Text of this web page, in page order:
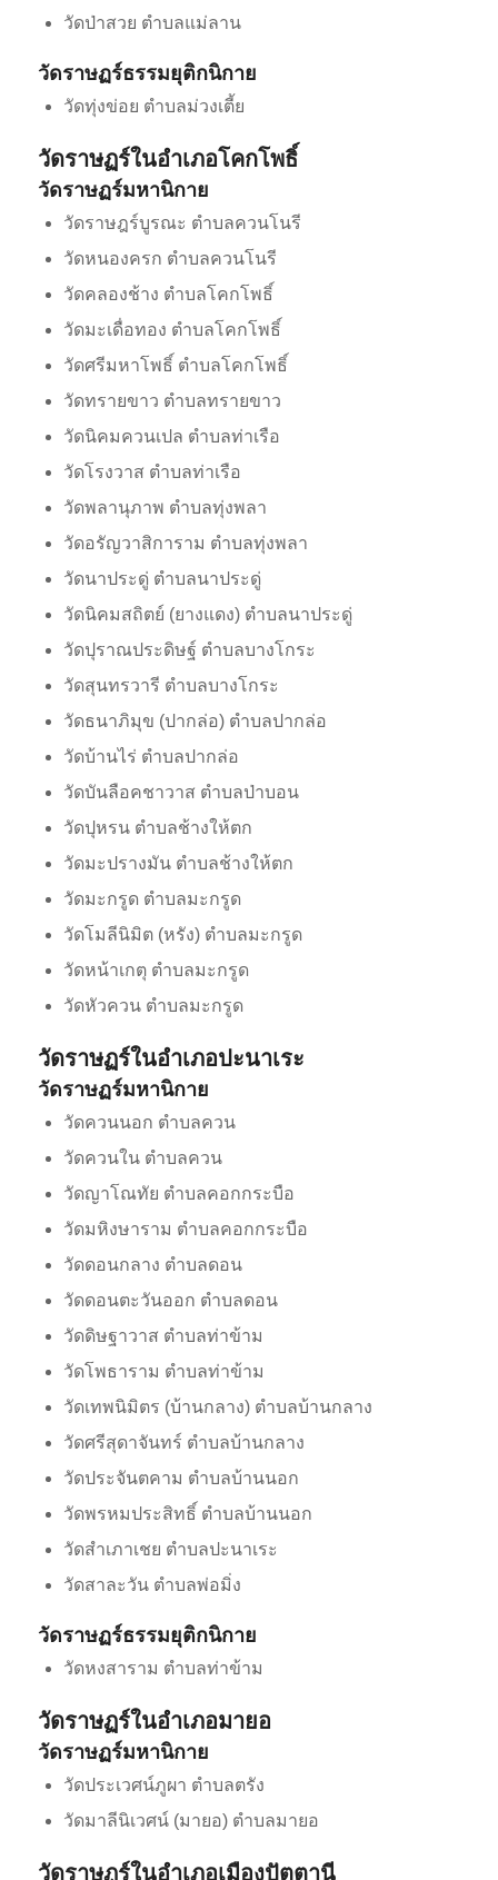
วัดป่าสวย ตำบลแม่ลาน
วัดราษฏร์ธรรมยุติกนิกาย
วัดทุ่งข่อย ตำบลม่วงเตี้ย
วัดราษฏร์ในอำเภอโคกโพธิ์
วัดราษฏร์มหานิกาย
วัดราษฎร์บูรณะ ตำบลควนโนรี
วัดหนองครก ตำบลควนโนรี
วัดคลองช้าง ตำบลโคกโพธิ์
วัดมะเดื่อทอง ตำบลโคกโพธิ์
วัดศรีมหาโพธิ์ ตำบลโคกโพธิ์
วัดทรายขาว ตำบลทรายขาว
วัดนิคมควนเปล ตำบลท่าเรือ
วัดโรงวาส ตำบลท่าเรือ
วัดพลานุภาพ ตำบลทุ่งพลา
วัดอรัญวาสิการาม ตำบลทุ่งพลา
วัดนาประดู่ ตำบลนาประดู่
วัดนิคมสถิตย์ (ยางแดง) ตำบลนาประดู่
วัดปุราณประดิษฐ์ ตำบลบางโกระ
วัดสุนทรวารี ตำบลบางโกระ
วัดธนาภิมุข (ปากล่อ) ตำบลปากล่อ
วัดบ้านไร่ ตำบลปากล่อ
วัดบันลือคชาวาส ตำบลป่าบอน
วัดปุหรน ตำบลช้างให้ตก
วัดมะปรางมัน ตำบลช้างให้ตก
วัดมะกรูด ตำบลมะกรูด
วัดโมลีนิมิต (หรัง) ตำบลมะกรูด
วัดหน้าเกตุ ตำบลมะกรูด
วัดหัวควน ตำบลมะกรูด
วัดราษฏร์ในอำเภอปะนาเระ
วัดราษฏร์มหานิกาย
วัดควนนอก ตำบลควน
วัดควนใน ตำบลควน
วัดญาโณทัย ตำบลคอกกระบือ
วัดมหิงษาราม ตำบลคอกกระบือ
วัดดอนกลาง ตำบลดอน
วัดดอนตะวันออก ตำบลดอน
วัดดิษฐาวาส ตำบลท่าข้าม
วัดโพธาราม ตำบลท่าข้าม
วัดเทพนิมิตร (บ้านกลาง) ตำบลบ้านกลาง
วัดศรีสุดาจันทร์ ตำบลบ้านกลาง
วัดประจันตคาม ตำบลบ้านนอก
วัดพรหมประสิทธิ์ ตำบลบ้านนอก
วัดสำเภาเชย ตำบลปะนาเระ
วัดสาละวัน ตำบลพ่อมิ่ง
วัดราษฏร์ธรรมยุติกนิกาย
วัดหงสาราม ตำบลท่าข้าม
วัดราษฏร์ในอำเภอมายอ
วัดราษฏร์มหานิกาย
วัดประเวศน์ภูผา ตำบลตรัง
วัดมาลีนิเวศน์ (มายอ) ตำบลมายอ
วัดราษฏร์ในอำเภอเมืองปัตตานี